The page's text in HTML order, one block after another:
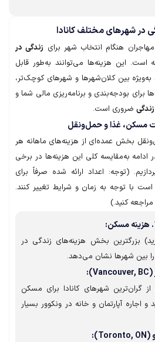
مختلف کانادا
انتخاب شهر برایزندگی در
هزینه‌ها می‌توانند به‌طور قابل
کلان‌شهرها و شهرهای کوچک‌تر،
و برنامه‌ریزی مالی شما و
است.
غذا و حمل‌ونقل
عمده‌ای از هزینه‌های ماهانه هر
کلی این هزینه‌ها در برخی
اعداد ارائه شده صرفاً برای
به زمان و شرایط تغییر کنند.
بخش هزینه‌های زندگی در
نشان می‌دهد.
شهرهای کانادا برای مسکن
و خانه در ونکوور بسیار